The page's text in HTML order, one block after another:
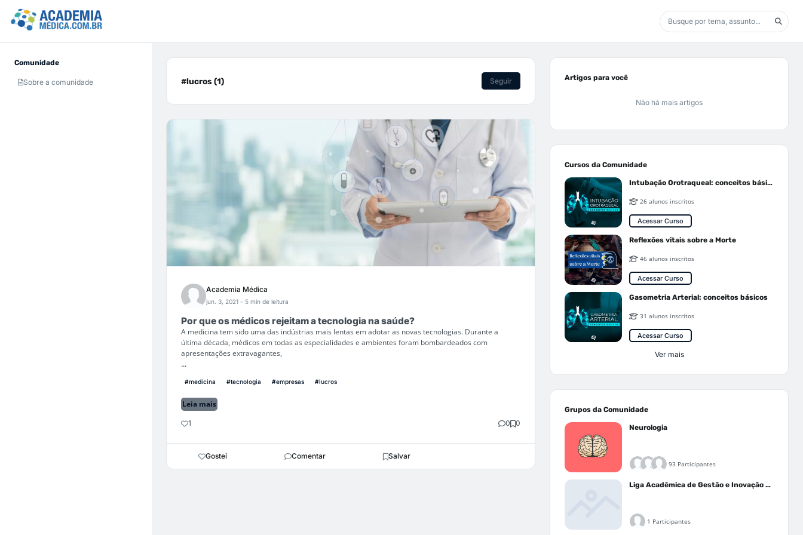
Comunidade
Sobre a comunidade #lucros (1) Seguir
Academia Médica
jun. 3, 2021 - 5 min de leitura
Por que os médicos rejeitam a tecnologia na saúde?
A medicina tem sido uma das indústrias mais lentas em adotar as novas tecnologias. Durante a
última década, médicos em todas as especialidades e ambientes foram bombardeados com
apresentações extravagantes,
...
#medicina #tecnologia #empresas #lucros
Leia mais
1 0 0
Gostei Comentar Salvar
Artigos para você
Não há mais artigos
Cursos da Comunidade
Intubação Orotraqueal: conceitos básicos
26 alunos inscritos
Acessar Curso
Reflexões vitais sobre a Morte
46 alunos inscritos
Acessar Curso
Gasometria Arterial: conceitos básicos
31 alunos inscritos
Acessar Curso
Ver mais
Grupos da Comunidade
Neurologia
93 Participantes
Liga Acadêmica de Gestão e Inovação Médica - LAGIM
1 Participantes